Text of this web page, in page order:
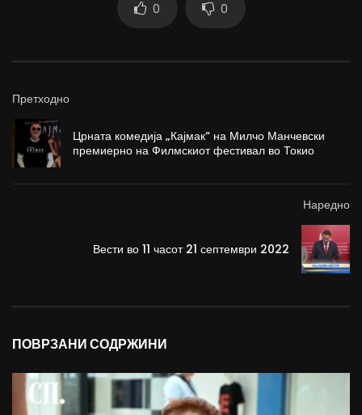
0 0
Претходно
Црната комедија „Кајмак“ на Милчо Манчевски
премиерно на Филмскиот фестивал во Токио
Наредно
Вести во 11 часот 21 септември 2022
ПОВРЗАНИ СОДРЖИНИ